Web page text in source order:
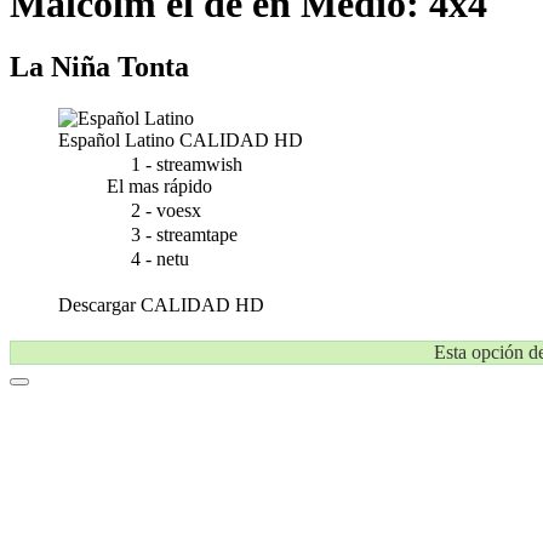
La Niña Tonta
Español Latino CALIDAD HD
1 - streamwish
El mas rápido
2 - voesx
3 - streamtape
4 - netu
DescargarCALIDAD HD
Esta opción